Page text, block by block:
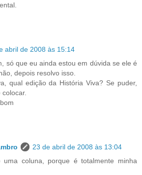
abril de 2008 às 15:14
só que eu ainda estou em dúvida se ele é
depois resolvo isso.
qual edição da História Viva? Se puder,
23 de abril de 2008 às 13:04
coluna, porque é totalmente minha